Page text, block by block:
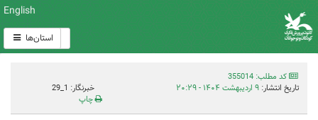
English
استان‌ها
کد مطلب: 355014
تاریخ انتشار: ۹ اردیبهشت ۱۴۰۴ - ۲۰:۲۹
خبرنگار: 1_29
چاپ